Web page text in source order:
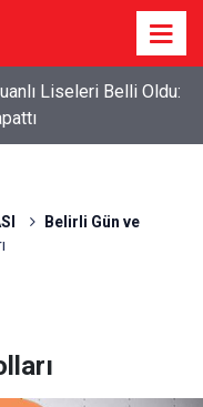
Açıklandı: Sınavla
Belirli Gün ve